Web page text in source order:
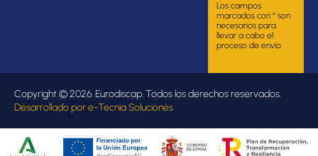
Los campos
marcados con * son
necesarios para
llevar a cabo el
proceso de envío.
Copyright © 2026. Eurodiscap. Todos los derechos reservados.
Desarrollado pore-Tecnia Soluciones